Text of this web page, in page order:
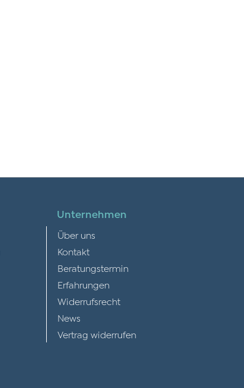
Unternehmen
Über uns
Kontakt
Beratungstermin
Erfahrungen
Widerrufsrecht
News
Vertrag widerrufen